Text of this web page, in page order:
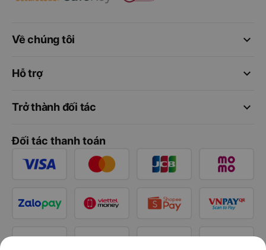
keyboard_arrow_down
Về chúng tôi
keyboard_arrow_down
Hỗ trợ
keyboard_arrow_down
Trở thành đối tác
Đối tác thanh toán